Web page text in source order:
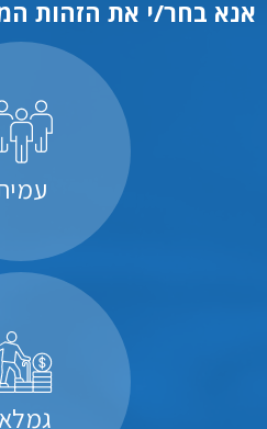
אנא בחר/י את הזהות